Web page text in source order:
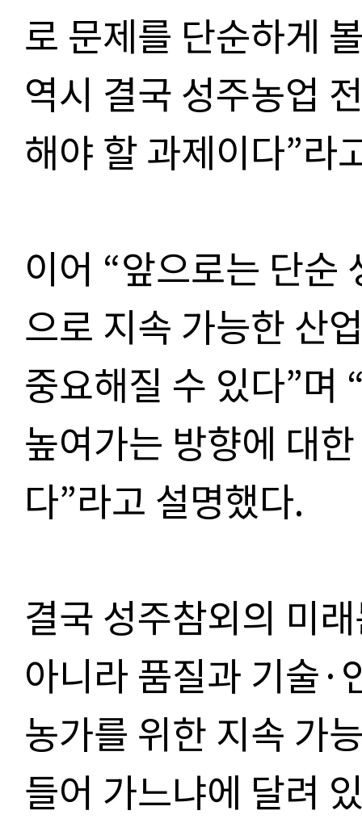
로 문제를 단순하게
역시 결국 성주농업
해야 할 과제이다”라
이어 “앞으로는 단순
으로 지속 가능한 산
중요해질 수 있다”며
높여가는 방향에 대
다”라고 설명했다.
결국 성주참외의 미
아니라 품질과 기술·
농가를 위한 지속 가
들어 가느냐에 달려